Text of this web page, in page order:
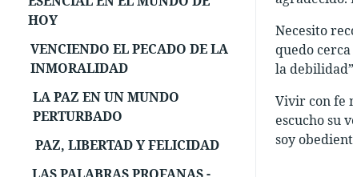
HOY
VENCIENDO EL PECADO DE LA
INMORALIDAD
LA PAZ EN UN MUNDO
PERTURBADO
PAZ, LIBERTAD Y FELICIDAD
LAS PALABRAS PROFANAS -
Necesito
quedo
la
Vivir con fe
escucho su
soy